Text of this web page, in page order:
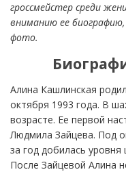
гроссмейстер среди
вниманию ее
фото.
Алина Кашлинская
октября 1993 года. В
возрасте. Ее первой
Людмила Зайцева. Под
за год добилась
После Зайцевой Алина